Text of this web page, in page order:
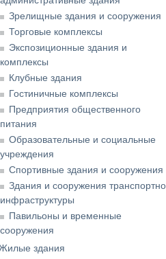
Зрелищные здания и сооружения
Торговые комплексы
Экспозиционные здания и
комплексы
Клубные здания
Гостиничные комплексы
Предприятия общественного
питания
Образовательные и социальные
учреждения
Спортивные здания и сооружения
Здания и сооружения
инфраструктуры
Павильоны и временные
сооружения
здания